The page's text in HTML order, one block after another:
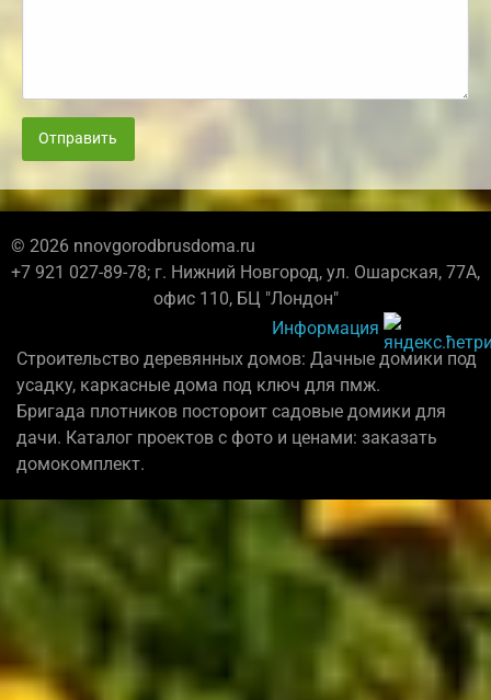
Отправить
© 2026 nnovgorodbrusdoma.ru
+7 921 027-89-78; г. Нижний Новгород, ул. Ошарская, 77А,
офис 110, БЦ "Лондон"
Информация
Строительство деревянных домов: Дачные домики под
усадку, каркасные дома под ключ для пмж.
Бригада плотников постороит садовые домики для
дачи. Каталог проектов с фото и ценами: заказать
домокомплект.